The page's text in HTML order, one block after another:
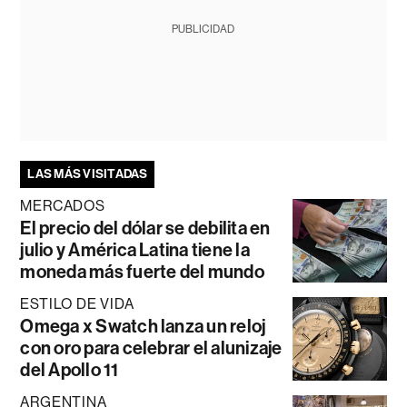
PUBLICIDAD
LAS MÁS VISITADAS
MERCADOS
El precio del dólar se debilita en
julio y América Latina tiene la
moneda más fuerte del mundo
ESTILO DE VIDA
Omega x Swatch lanza un reloj
con oro para celebrar el alunizaje
del Apollo 11
ARGENTINA